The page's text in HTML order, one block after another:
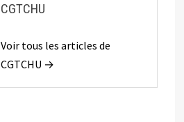
CGTCHU
Voir tous les articles de
CGTCHU →